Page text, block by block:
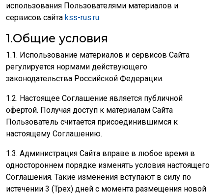
использования Пользователями материалов и
сервисов сайта kss-rus.ru
1.Общие условия
1.1. Использование материалов и сервисов Сайта
регулируется нормами действующего
законодательства Российской Федерации.
1.2. Настоящее Соглашение является публичной
офертой. Получая доступ к материалам Сайта
Пользователь считается присоединившимся к
настоящему Соглашению.
1.3. Администрация Сайта вправе в любое время в
одностороннем порядке изменять условия настоящего
Соглашения. Такие изменения вступают в силу по
истечении 3 (Трех) дней с момента размещения новой